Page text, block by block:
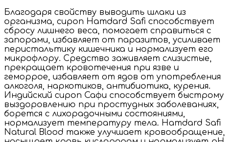
Благодаря свойству выводить шлаки из
организма, сироп Hamdard Safi способствует
сбросу лишнего веса, помогает справиться с
запорами, избавляет от паразитов, усиливает
перистальтику кишечника и нормализует его
микрофлору. Средство заживляет слизистые,
прекращает кровотечения при язве и
геморрое, избавляет от ядов от употребления
алкоголя, наркотиков, антибиотика, курения.
Индийский сироп Сафи способствует быстрому
выздоровлению при простудных заболеваниях,
борется с лихорадочными состояниями,
нормализует температуру тела. Hamdard Safi
Natural Blood также улучшает кровообращение,